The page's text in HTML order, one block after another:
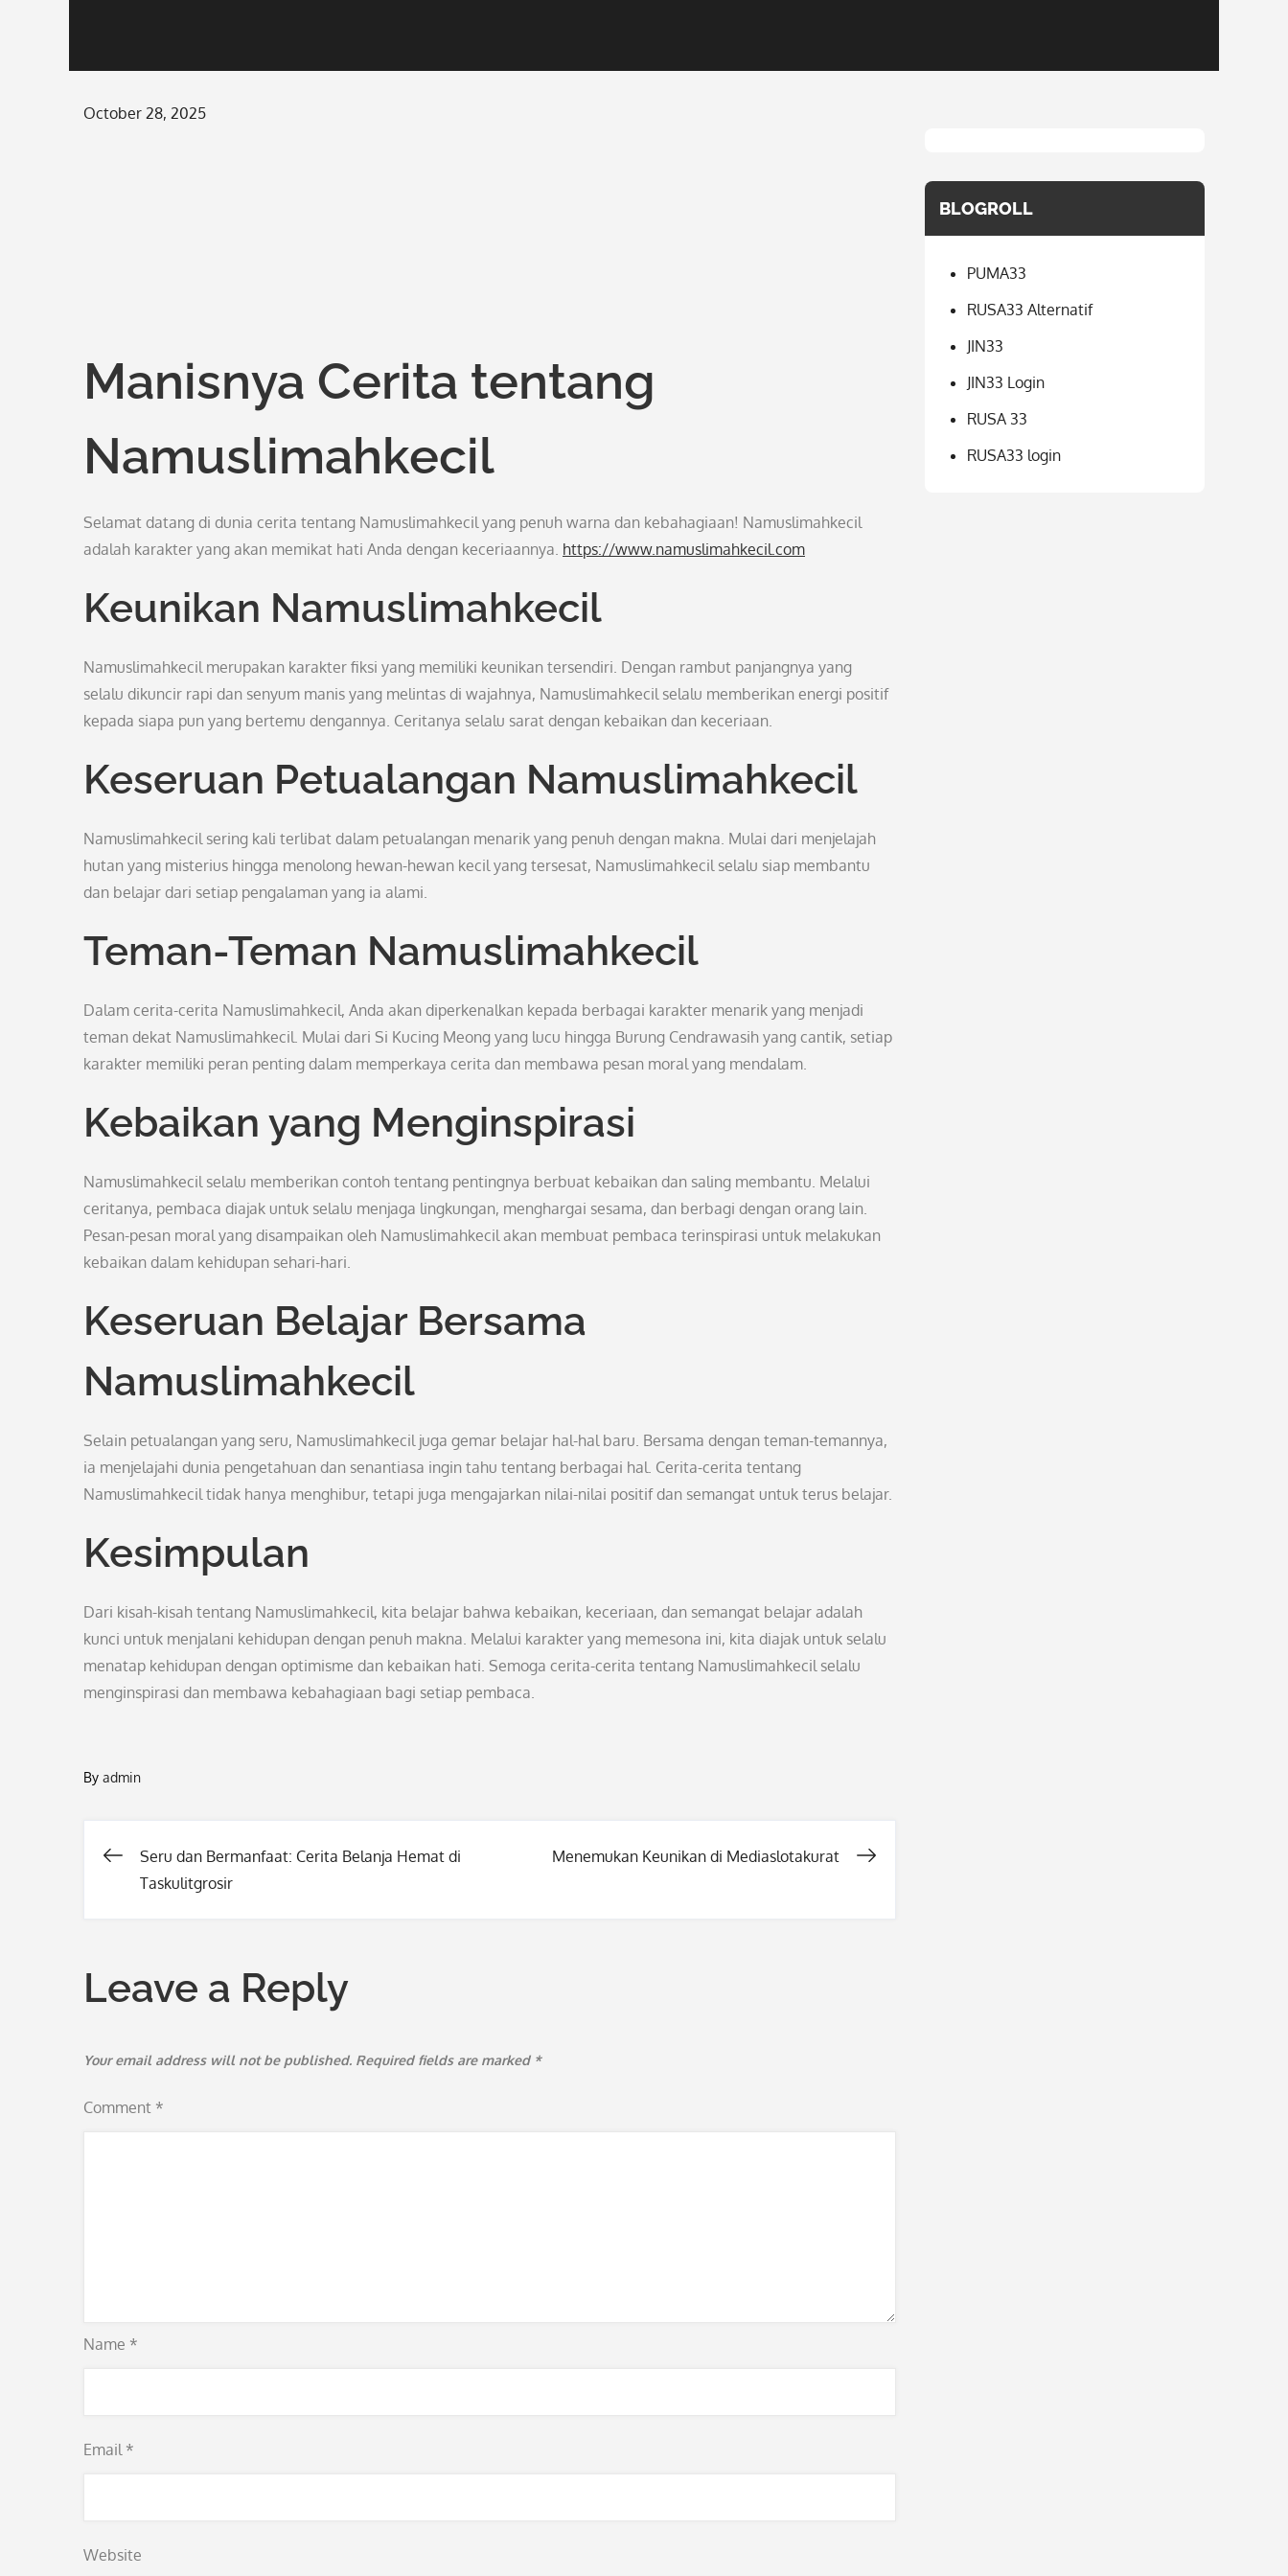
Posted
October 28, 2025
Manisnya Cerita tentang
Namuslimahkecil
Selamat datang di dunia cerita tentang Namuslimahkecil yang penuh warna dan kebahagiaan! Namuslimahkecil
adalah karakter yang akan memikat hati Anda dengan keceriaannya. https://www.namuslimahkecil.com
Keunikan Namuslimahkecil
Namuslimahkecil merupakan karakter fiksi yang memiliki keunikan tersendiri. Dengan rambut panjangnya yang
selalu dikuncir rapi dan senyum manis yang melintas di wajahnya, Namuslimahkecil selalu memberikan energi positif
kepada siapa pun yang bertemu dengannya. Ceritanya selalu sarat dengan kebaikan dan keceriaan.
Keseruan Petualangan Namuslimahkecil
Namuslimahkecil sering kali terlibat dalam petualangan menarik yang penuh dengan makna. Mulai dari menjelajah
hutan yang misterius hingga menolong hewan-hewan kecil yang tersesat, Namuslimahkecil selalu siap membantu
dan belajar dari setiap pengalaman yang ia alami.
Teman-Teman Namuslimahkecil
Dalam cerita-cerita Namuslimahkecil, Anda akan diperkenalkan kepada berbagai karakter menarik yang menjadi
teman dekat Namuslimahkecil. Mulai dari Si Kucing Meong yang lucu hingga Burung Cendrawasih yang cantik, setiap
karakter memiliki peran penting dalam memperkaya cerita dan membawa pesan moral yang mendalam.
Kebaikan yang Menginspirasi
Namuslimahkecil selalu memberikan contoh tentang pentingnya berbuat kebaikan dan saling membantu. Melalui
ceritanya, pembaca diajak untuk selalu menjaga lingkungan, menghargai sesama, dan berbagi dengan orang lain.
Pesan-pesan moral yang disampaikan oleh Namuslimahkecil akan membuat pembaca terinspirasi untuk melakukan
kebaikan dalam kehidupan sehari-hari.
Keseruan Belajar Bersama
Namuslimahkecil
Selain petualangan yang seru, Namuslimahkecil juga gemar belajar hal-hal baru. Bersama dengan teman-temannya,
ia menjelajahi dunia pengetahuan dan senantiasa ingin tahu tentang berbagai hal. Cerita-cerita tentang
Namuslimahkecil tidak hanya menghibur, tetapi juga mengajarkan nilai-nilai positif dan semangat untuk terus belajar.
Kesimpulan
Dari kisah-kisah tentang Namuslimahkecil, kita belajar bahwa kebaikan, keceriaan, dan semangat belajar adalah
kunci untuk menjalani kehidupan dengan penuh makna. Melalui karakter yang memesona ini, kita diajak untuk selalu
menatap kehidupan dengan optimisme dan kebaikan hati. Semoga cerita-cerita tentang Namuslimahkecil selalu
menginspirasi dan membawa kebahagiaan bagi setiap pembaca.
By admin
Post
Seru dan Bermanfaat: Cerita Belanja Hemat di
Taskulitgrosir
Menemukan Keunikan di Mediaslotakurat
Leave a Reply
Your email address will not be published. Required fields are marked *
Comment *
Name *
Email *
Website
BLOGROLL
PUMA33
RUSA33 Alternatif
JIN33
JIN33 Login
RUSA 33
RUSA33 login